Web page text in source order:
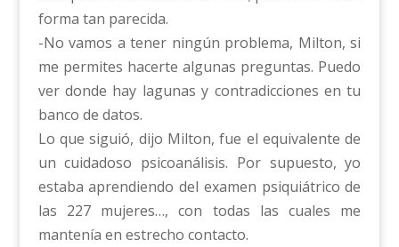
forma tan parecida.
-No vamos a tener ningún problema, Milton, si
me permites hacerte algunas preguntas. Puedo
ver donde hay lagunas y contradicciones en tu
banco de datos.
Lo que siguió, dijo Milton, fue el equivalente de
un cuidadoso psicoanálisis. Por supuesto, yo
estaba aprendiendo del examen psiquiátrico de
las 227 mujeres…, con todas las cuales me
mantenía en estrecho contacto.